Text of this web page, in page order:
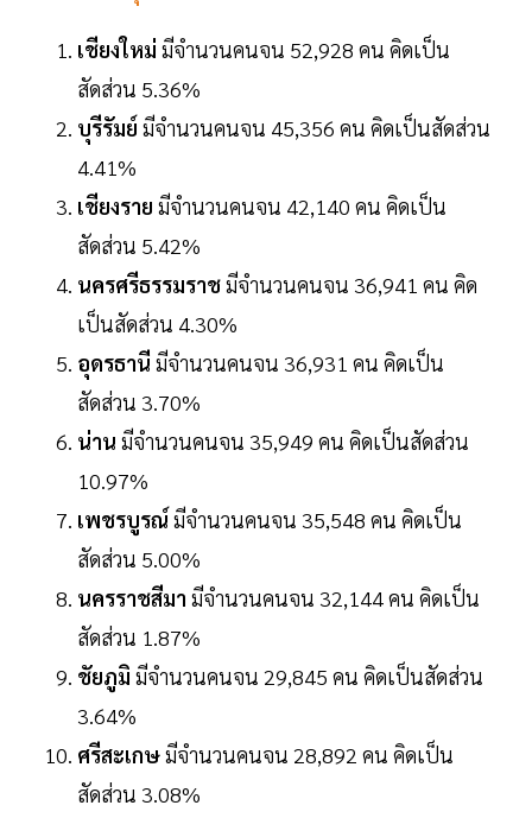
เชียงใหม่ มีจำนวนคนจน 52,928 คน คิดเป็น
สัดส่วน 5.36%
บุรีรัมย์ มีจำนวนคนจน 45,356 คน คิดเป็นสัดส่วน
4.41%
เชียงราย มีจำนวนคนจน 42,140 คน คิดเป็น
สัดส่วน 5.42%
นครศรีธรรมราชมีจำนวนคนจน 36,941 คน คิด
เป็นสัดส่วน 4.30%
อุดรธานี มีจำนวนคนจน 36,931 คน คิดเป็น
สัดส่วน 3.70%
น่าน มีจำนวนคนจน 35,949 คน คิดเป็นสัดส่วน
10.97%
เพชรบูรณ์ มีจำนวนคนจน 35,548 คน คิดเป็น
สัดส่วน 5.00%
นครราชสีมา มีจำนวนคนจน 32,144 คน คิดเป็น
สัดส่วน 1.87%
ชัยภูมิ มีจำนวนคนจน 29,845 คน คิดเป็นสัดส่วน
3.64%
ศรีสะเกษมีจำนวนคนจน 28,892 คน คิดเป็น
สัดส่วน 3.08%